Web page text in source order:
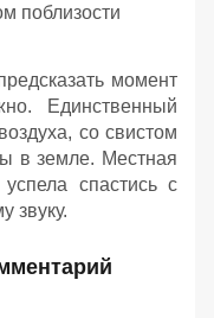
поблизости
момент
Единственный
со свистом
в земле. Местная
спастись с
звуку.